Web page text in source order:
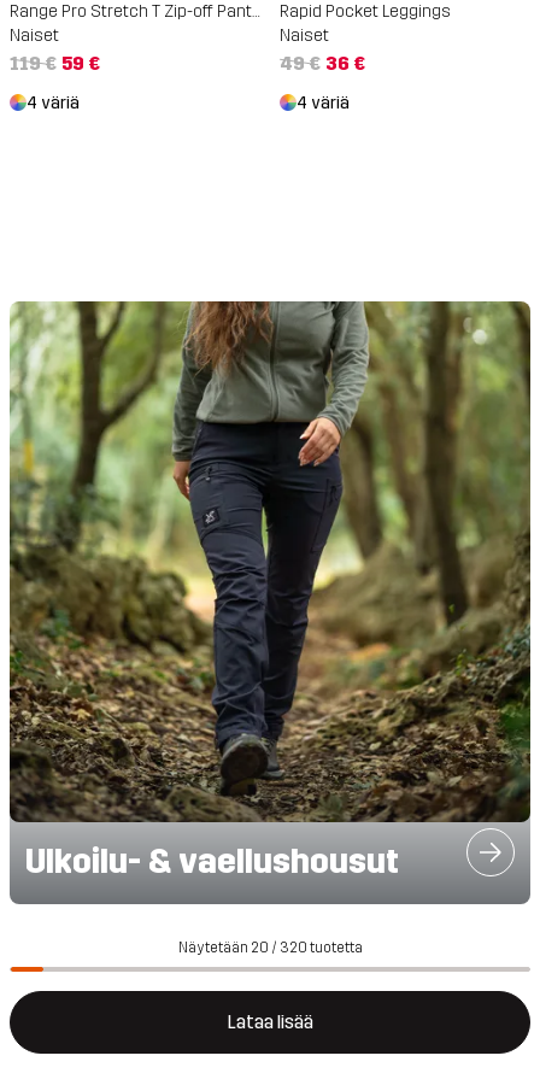
Range Pro Stretch T Zip-off Pants
Naiset
119 € 59 €
4 väriä
Rapid Pocket Leggings
Naiset
49 € 36 €
4 väriä
Ulkoilu- & vaellushousut
Näytetään 20 / 320 tuotetta
Lataa lisää